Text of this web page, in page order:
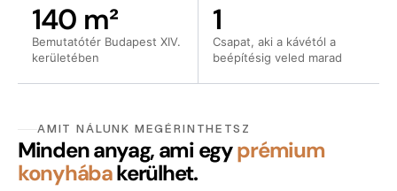
140 m²
Bemutatótér Budapest XIV.
kerületében
1
Csapat, aki a kávétól a
beépítésig veled marad
AMIT NÁLUNK MEGÉRINTHETSZ
Minden anyag, ami egyprémium
konyhábakerülhet.